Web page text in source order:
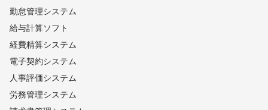
勤怠管理システム
給与計算ソフト
経費精算システム
電子契約システム
人事評価システム
労務管理システム